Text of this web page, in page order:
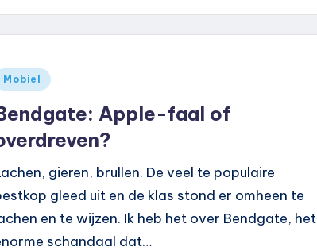
Mobiel
Apple-faal of
gieren, brullen. De veel te populaire
gleed uit en de klas stond er omheen te
en te wijzen. Ik heb het over Bendgate, het
schandaal dat…